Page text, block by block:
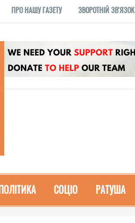
ПРО НАШУ ГАЗЕТУ ЗВОРОТНІЙ ЗВ'ЯЗОК
СОЦІО РАТУША